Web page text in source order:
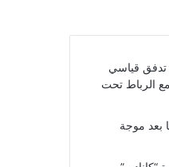
تدفق قياسي
الرباط تحت
بعد موجة